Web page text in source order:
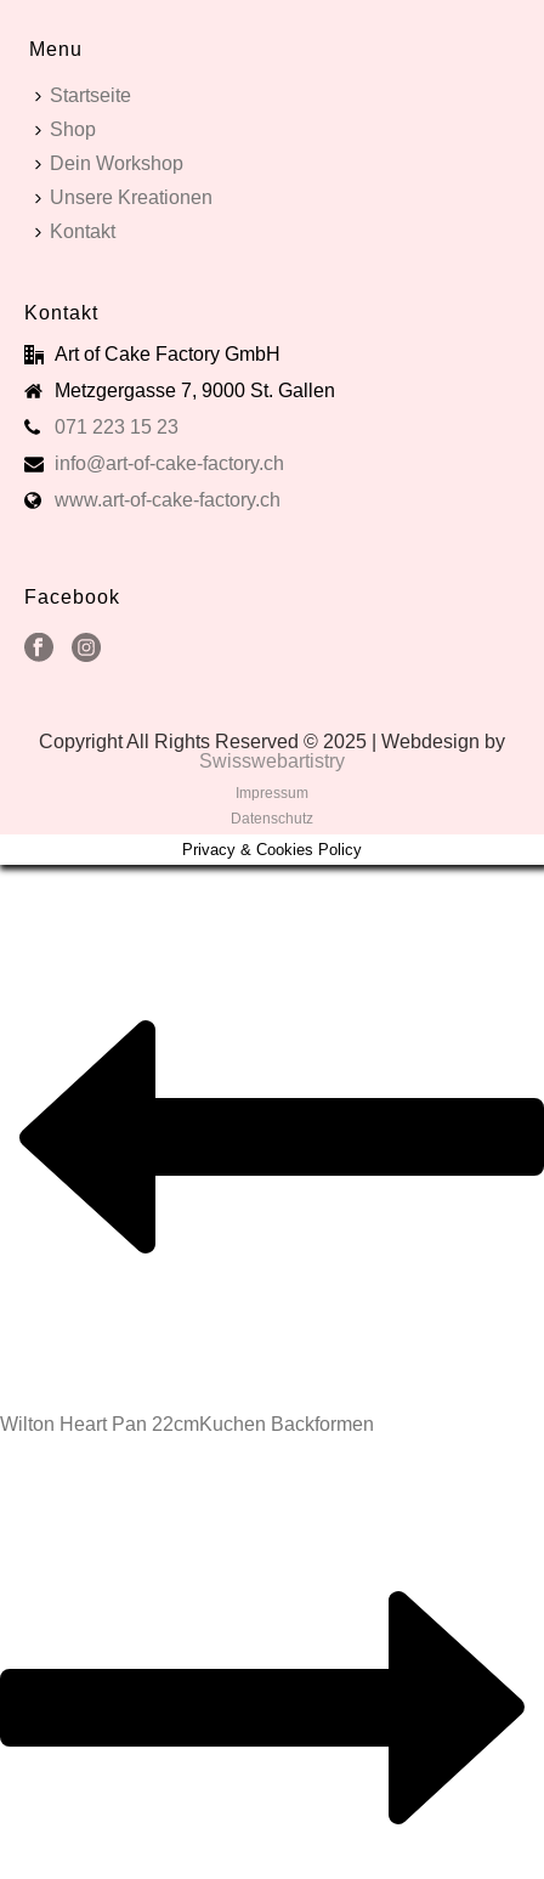
Menu
Startseite
Shop
Dein Workshop
Unsere Kreationen
Kontakt
Kontakt
Art of Cake Factory GmbH
Metzgergasse 7, 9000 St. Gallen
071 223 15 23
info@art-of-cake-factory.ch
www.art-of-cake-factory.ch
Facebook
Copyright All Rights Reserved © 2025 | Webdesign by
Swisswebartistry
Impressum
Datenschutz
Privacy & Cookies Policy
Wilton Heart Pan 22cmKuchen Backformen